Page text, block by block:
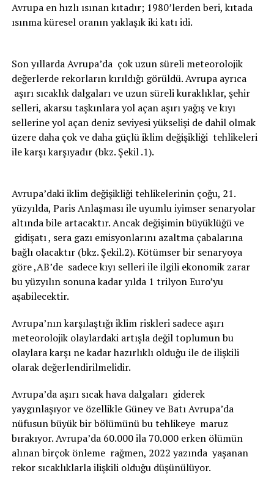
Avrupa en hızlı ısınan kıtadır; 1980’lerden beri, kıtada
ısınma küresel oranın yaklaşık iki katı idi.
Son yıllarda Avrupa’da çok uzun süreli meteorolojik
değerlerde rekorların kırıldığı görüldü. Avrupa ayrıca
aşırı sıcaklık dalgaları ve uzun süreli kuraklıklar, şehir
selleri, akarsu taşkınlara yol açan aşırı yağış ve kıyı
sellerine yol açan deniz seviyesi yükselişi de dahil olmak
üzere daha çok ve daha güçlü iklim değişikliği tehlikeleri
ile karşı karşıyadır (bkz. Şekil .1).
Avrupa’daki iklim değişikliği tehlikelerinin çoğu, 21.
yüzyılda, Paris Anlaşması ile uyumlu iyimser senaryolar
altında bile artacaktır. Ancak değişimin büyüklüğü ve
gidişatı , sera gazı emisyonlarını azaltma çabalarına
bağlı olacaktır (bkz. Şekil.2). Kötümser bir senaryoya
göre ,AB’de sadece kıyı selleri ile ilgili ekonomik zarar
bu yüzyılın sonuna kadar yılda 1 trilyon Euro’yu
aşabilecektir.
Avrupa’nın karşılaştığı iklim riskleri sadece aşırı
meteorolojik olaylardaki artışla değil toplumun bu
olaylara karşı ne kadar hazırlıklı olduğu ile de ilişkili
olarak değerlendirilmelidir.
Avrupa’da aşırı sıcak hava dalgaları giderek
yaygınlaşıyor ve özellikle Güney ve Batı Avrupa’da
nüfusun büyük bir bölümünü bu tehlikeye maruz
bırakıyor. Avrupa’da 60.000 ila 70.000 erken ölümün
alınan birçok önleme rağmen, 2022 yazında yaşanan
rekor sıcaklıklarla ilişkili olduğu düşünülüyor.